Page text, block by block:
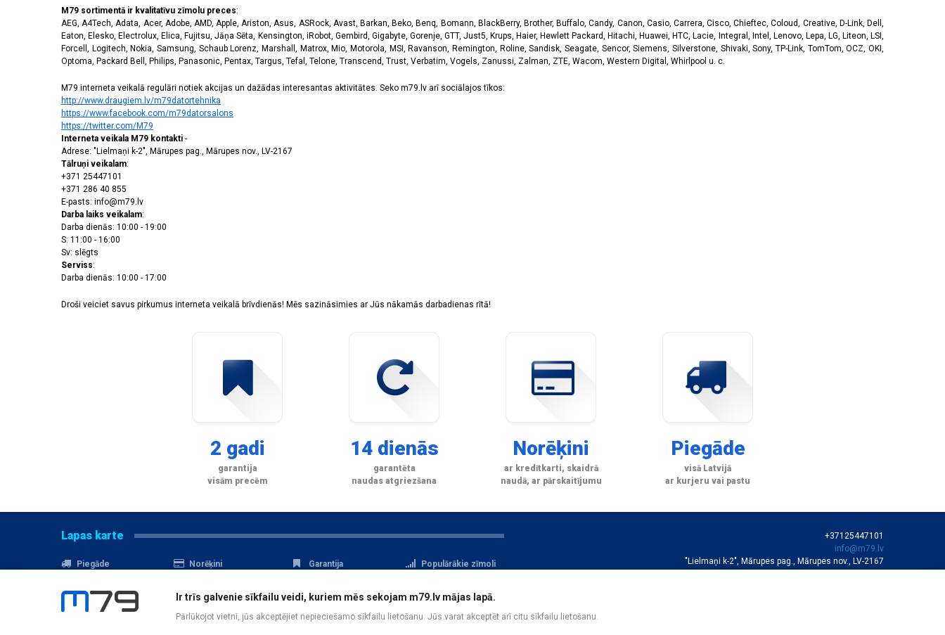
M79 sortimentā ir kvalitatīvu zīmolu preces:
AEG, A4Tech, Adata, Acer, Adobe, AMD, Apple, Ariston, Asus, ASRock, Avast, Barkan, Beko, Benq, Bomann, BlackBerry, Brother, Buffalo, Candy, Canon, Casio, Carrera, Cisco, Chieftec, Coloud, Creative, D-Link, Dell,
Eaton, Elesko, Electrolux, Elica, Fujitsu, Jāņa Sēta, Kensington, iRobot, Gembird, Gigabyte, Gorenje, GTT, Just5, Krups, Haier, Hewlett Packard, Hitachi, Huawei, HTC, Lacie, Integral, Intel, Lenovo, Lepa, LG, Liteon, LSI,
Forcell, Logitech, Nokia, Samsung, Schaub Lorenz, Marshall, Matrox, Mio, Motorola, MSI, Ravanson, Remington, Roline, Sandisk, Seagate, Sencor, Siemens, Silverstone, Shivaki, Sony, TP-Link, TomTom, OCZ, OKI,
Optoma, Packard Bell, Philips, Panasonic, Pentax, Targus, Tefal, Telone, Transcend, Trust, Verbatim, Vogels, Zanussi, Zalman, ZTE, Wacom, Western Digital, Whirlpool u. c.
M79 interneta veikalā regulāri notiek akcijas un dažādas interesantas aktivitātes. Seko m79.lv arī sociālajos tīkos:
http://www.draugiem.lv/m79datortehnika
https://www.facebook.com/m79datorsalons
https://twitter.com/M79
Interneta veikala M79 kontakti -
Adrese: "Lielmaņi k-2", Mārupes pag., Mārupes nov., LV-2167
Tālruņi veikalam:
+371 25447101
+371 286 40 855
E-pasts: info@m79.lv
Darba laiks veikalam:
Darba dienās: 10:00 - 19:00
S: 11:00 - 16:00
Sv: slēgts
Serviss:
Darba dienās: 10:00 - 17:00
Droši veiciet savus pirkumus interneta veikalā brīvdienās! Mēs sazināsimies ar Jūs nākamās darbadienas rītā!
2 gadi
garantija
visām precēm
14 dienās
garantēta
naudas atgriezšana
Norēķini
ar kredītkarti, skaidrā
naudā, ar pārskaitījumu
Piegāde
visā Latvijā
ar kurjeru vai pastu
Lapas karte
Piegāde
Norēķini
Akcijas
Serviss
Garantija
Populārākie zīmoli
Datu aizsardzība
Reģistrācija
+37125447101
info@m79.lv
"Lielmaņi k-2", Mārupes pag., Mārupes nov., LV-2167
Ir trīs galvenie sīkfailu veidi, kuriem mēs sekojam m79.lv mājas lapā.
Pārlūkojot vietni, jūs akceptējiet nepieciešamo sīkfailu lietošanu. Jūs varat akceptēt arī citu sīkfailu lietošanu.